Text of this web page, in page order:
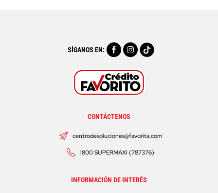
SÍGANOS EN:
CONTÁCTENOS
centrodesoluciones@favorita.com
1800 SUPERMAXI (787376)
INFORMACIÓN DE INTERÉS